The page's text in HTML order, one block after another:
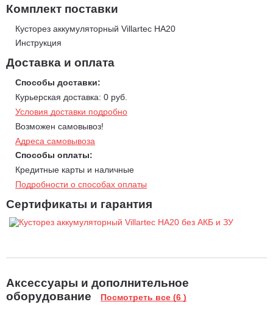
Комплект поставки
Кусторез аккумуляторный Villartec HA20
Инструкция
Доставка и оплата
Способы доставки:
Курьерская доставка: 0 руб.
Условия доставки подробно
Возможен самовывоз!
Адреса самовывоза
Способы оплаты:
Кредитные карты и наличные
Подробности о способах оплаты
Сертификаты и гарантия
Аксессуары и дополнительное
оборудование
Посмотреть все (6 )